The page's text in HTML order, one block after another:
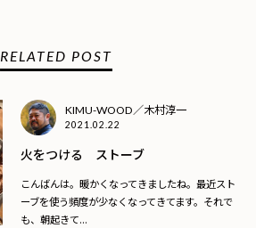
RELATED POST
KIMU-WOOD／木村淳一
2021.02.22
火をつける ストーブ
こんばんは。暖かくなってきましたね。最近スト
ーブを使う頻度が少なくなってきてます。それで
も、朝起きて...